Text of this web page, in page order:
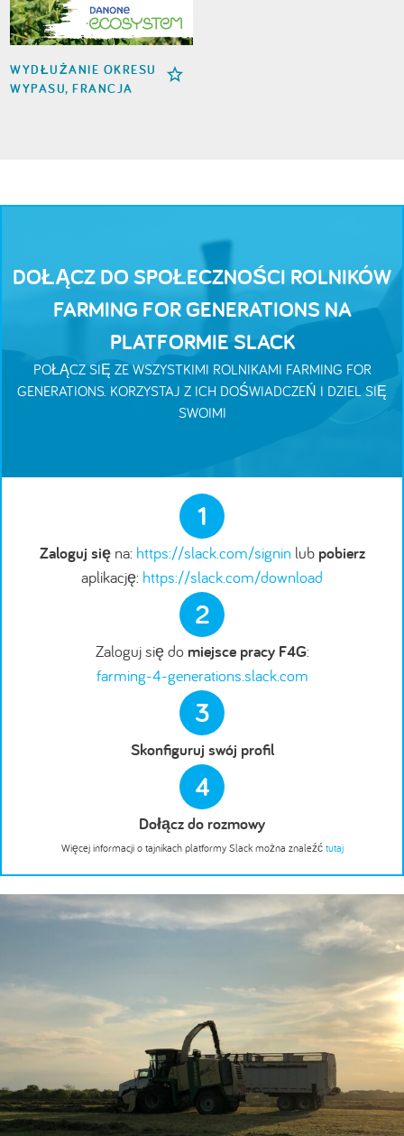
WYDŁUŻANIE OKRESU
WYPASU, FRANCJA
DOŁĄCZ DO SPOŁECZNOŚCI ROLNIKÓW
FARMING FOR GENERATIONS NA
PLATFORMIE SLACK
POŁĄCZ SIĘ ZE WSZYSTKIMI ROLNIKAMI FARMING FOR
GENERATIONS. KORZYSTAJ Z ICH DOŚWIADCZEŃ I DZIEL SIĘ
SWOIMI
1
Zaloguj sięna: https://slack.com/signin lub pobierz
aplikację: https://slack.com/download
2
Zaloguj się do miejsce pracy F4G:
farming-4-generations.slack.com
3
Skonfiguruj swój profil
4
Dołącz do rozmowy
Więcej informacji o tajnikach platformy Slack można znaleźć tutaj